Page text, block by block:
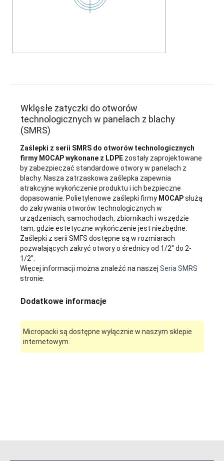
Wklęsłe zatyczki do otworów
technologicznych w panelach z blachy
(SMRS)
Zaślepki z serii SMRS do otworów technologicznych
firmy MOCAP wykonane z LDPE zostały zaprojektowane
by zabezpieczać standardowe otwory w panelach z
blachy. Nasza zatrzaskowa zaślepka zapewnia
atrakcyjne wykończenie produktu i ich bezpieczne
dopasowanie. Polietylenowe zaślepki firmy MOCAPsłużą
do zakrywania otworów technologicznych w
urządzeniach, samochodach, zbiornikach i wszędzie
tam, gdzie estetyczne wykończenie jest niezbędne.
Zaślepki z serii SMFS dostępne są w rozmiarach
pozwalających zakryć otwory o średnicy od 1/2" do 2-
1/2".
Więcej informacji można znaleźć na naszejSeria SMRS
stronie.
Dodatkowe informacje
Micropacki są dostępne wyłącznie w naszym sklepie
internetowym.